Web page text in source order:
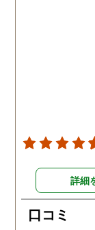
かり注意
した。本当
す。また分
がとうござ
詳細
口コミ